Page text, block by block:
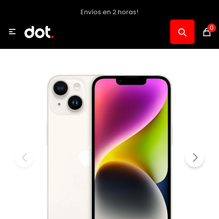
Envíos en 2 horas!
0

Notebooks y PC
Celulares, Relojes y Tablets